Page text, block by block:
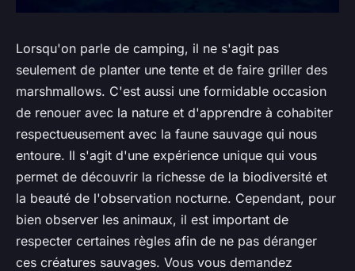
Lorsqu'on parle de camping, il ne s'agit pas
seulement de planter une tente et de faire griller des
marshmallows. C'est aussi une formidable occasion
de renouer avec la nature et d'apprendre à cohabiter
respectueusement avec la faune sauvage qui nous
entoure. Il s'agit d'une expérience unique qui vous
permet de découvrir la richesse de la biodiversité et
la beauté de l'observation nocturne. Cependant, pour
bien observer les animaux, il est important de
respecter certaines règles afin de ne pas déranger
ces créatures sauvages. Vous vous demandez